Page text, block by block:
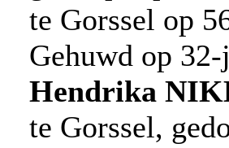
te Gorssel op
Gehuwd op
Hendrika
te Gorssel,